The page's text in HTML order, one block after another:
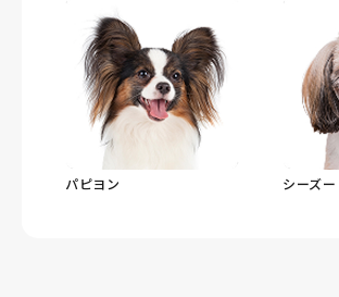
パピヨン シーズー